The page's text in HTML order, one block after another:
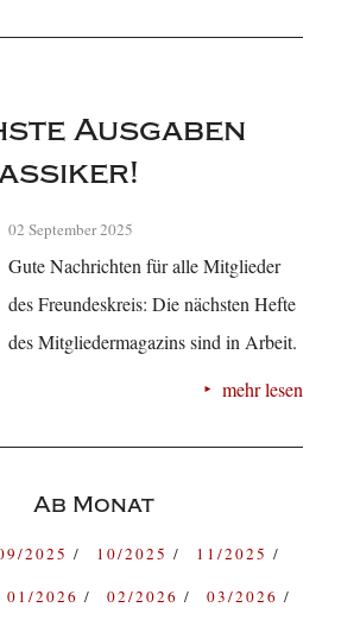
Ausgaben
02 September 2025
Gute Nachrichten für alle Mitglieder
des Freundeskreis: Die nächsten Hefte
des Mitgliedermagazins sind in Arbeit.
mehr lesen
Ab Monat
2025 10/2025
11/2025
01/2026 02/2026
03/2026